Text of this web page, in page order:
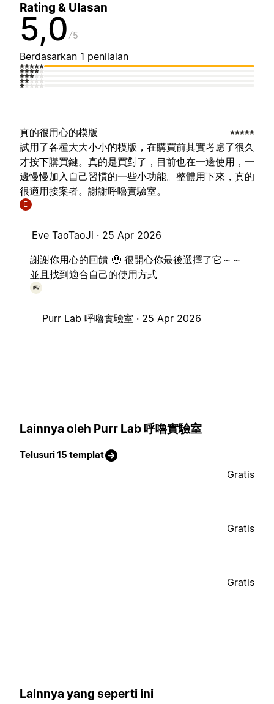
Rating & Ulasan
5,0 5
Berdasarkan 1 penilaian
真的很用心的模版
試用了各種大大小小的模版，在購買前其實考慮了很久
才按下購買鍵。真的是買對了，目前也在一邊使用，一
邊慢慢加入自己習慣的一些小功能。整體用下來，真的
很適用接案者。謝謝呼嚕實驗室。
E
Eve TaoTaoJi · 25 Apr 2026
謝謝你用心的回饋 🥹 很開心你最後選擇了它～～
並且找到適合自己的使用方式
Purr Lab 呼嚕實驗室 · 25 Apr 2026
Lainnya oleh Purr Lab 呼嚕實驗室
Telusuri 15 templat
Gratis
Gratis
Gratis
Lainnya yang seperti ini